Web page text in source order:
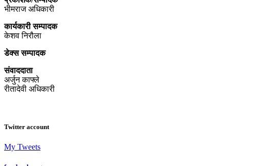
भीमराज अधिकारी
कार्यकारी सम्पादक
केशव निरौला
डेक्स सम्पादक
संवाददाता
अर्जुन काफ्ले
रीतादेवी अधिकारी
Twitter account
My Tweets